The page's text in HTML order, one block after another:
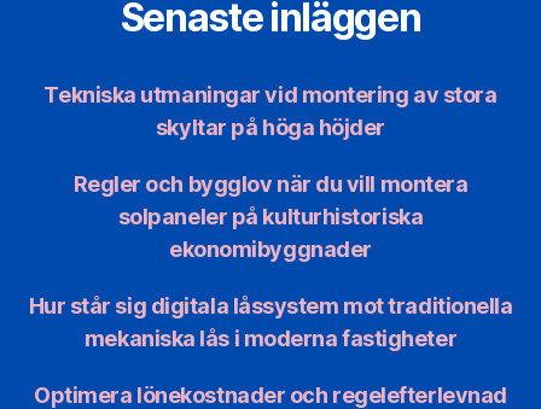
Senaste inläggen
Tekniska utmaningar vid montering av stora
skyltar på höga höjder
Regler och bygglov när du vill montera
solpaneler på kulturhistoriska
ekonomibyggnader
Hur står sig digitala låssystem mot traditionella
mekaniska lås i moderna fastigheter
Optimera lönekostnader och regelefterlevnad